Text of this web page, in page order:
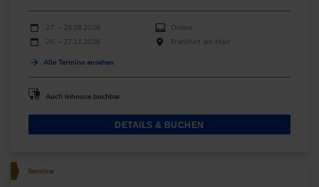
Durchführungen
Veranstaltungsdatum Veranstaltungsort
27. – 28.08.2026
Online
26. – 27.11.2026
Frankfurt am Main
Alle Termine ansehen
Auch Inhouse buchbar
DETAILS & BUCHEN
Seminar